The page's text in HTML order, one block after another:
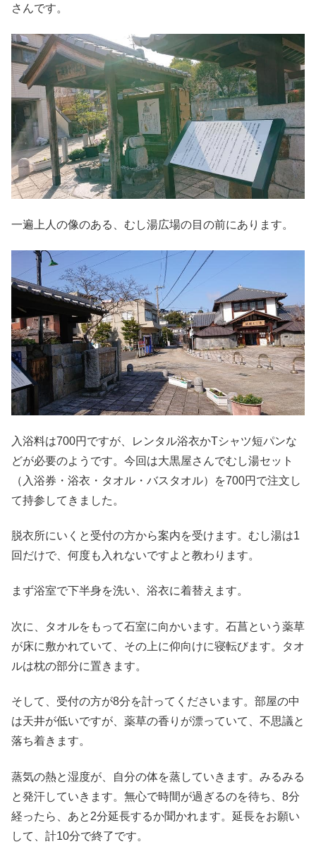
さんです。
一遍上人の像のある、むし湯広場の目の前にあります。
入浴料は700円ですが、レンタル浴衣かTシャツ短パンな
どが必要のようです。今回は大黒屋さんでむし湯セット
（入浴券・浴衣・タオル・バスタオル）を700円で注文し
て持参してきました。
脱衣所にいくと受付の方から案内を受けます。むし湯は1
回だけで、何度も入れないですよと教わります。
まず浴室で下半身を洗い、浴衣に着替えます。
次に、タオルをもって石室に向かいます。石菖という薬草
が床に敷かれていて、その上に仰向けに寝転びます。タオ
ルは枕の部分に置きます。
そして、受付の方が8分を計ってくださいます。部屋の中
は天井が低いですが、薬草の香りが漂っていて、不思議と
落ち着きます。
蒸気の熱と湿度が、自分の体を蒸していきます。みるみる
と発汗していきます。無心で時間が過ぎるのを待ち、8分
経ったら、あと2分延長するか聞かれます。延長をお願い
して、計10分で終了です。